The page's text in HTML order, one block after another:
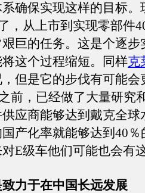
确保实现这样的目标。
，从上市到实现零部件
巨的任务。这是个逐步
这个过程缩短。同样克
但是它的步伐有可能会
前，已经做了大量研究
应商能够达到戴克全球
产化率就能够达到40
E级车他们可能也会有
力于在中国长远发展